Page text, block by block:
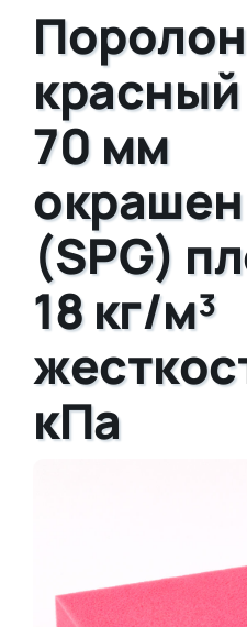
Поролон
красный
70 мм
(SPG)
18 кг/м³
кПа